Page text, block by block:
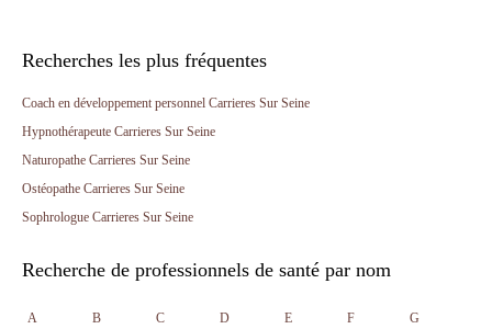
Recherches les plus fréquentes
Coach en développement personnel Carrieres Sur Seine
Hypnothérapeute Carrieres Sur Seine
Naturopathe Carrieres Sur Seine
Ostéopathe Carrieres Sur Seine
Sophrologue Carrieres Sur Seine
Recherche de professionnels de santé par nom
A B C D E F G